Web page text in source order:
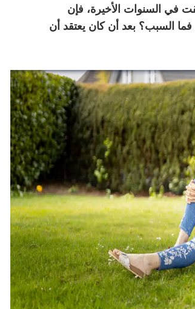
في السنوات الأخيرة، فإن
فما السبب؟ بعد أن كان يعتقد أن